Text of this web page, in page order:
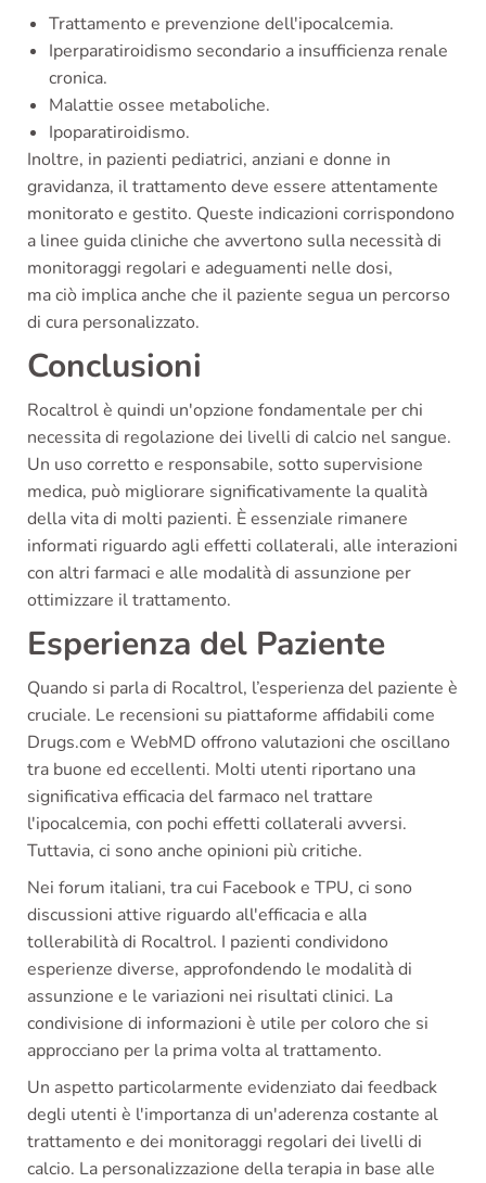
Trattamento e prevenzione dell'ipocalcemia.
Iperparatiroidismo secondario a insufficienza renale
cronica.
Malattie ossee metaboliche.
Ipoparatiroidismo.
Inoltre, in pazienti pediatrici, anziani e donne in
gravidanza, il trattamento deve essere attentamente
monitorato e gestito. Queste indicazioni corrispondono
a linee guida cliniche che avvertono sulla necessità di
monitoraggi regolari e adeguamenti nelle dosi,
ma ciò implica anche che il paziente segua un percorso
di cura personalizzato.
Conclusioni
Rocaltrol è quindi un'opzione fondamentale per chi
necessita di regolazione dei livelli di calcio nel sangue.
Un uso corretto e responsabile, sotto supervisione
medica, può migliorare significativamente la qualità
della vita di molti pazienti. È essenziale rimanere
informati riguardo agli effetti collaterali, alle interazioni
con altri farmaci e alle modalità di assunzione per
ottimizzare il trattamento.
Esperienza del Paziente
Quando si parla di Rocaltrol, l’esperienza del paziente è
cruciale. Le recensioni su piattaforme affidabili come
Drugs.com e WebMD offrono valutazioni che oscillano
tra buone ed eccellenti. Molti utenti riportano una
significativa efficacia del farmaco nel trattare
l'ipocalcemia, con pochi effetti collaterali avversi.
Tuttavia, ci sono anche opinioni più critiche.
Nei forum italiani, tra cui Facebook e TPU, ci sono
discussioni attive riguardo all'efficacia e alla
tollerabilità di Rocaltrol. I pazienti condividono
esperienze diverse, approfondendo le modalità di
assunzione e le variazioni nei risultati clinici. La
condivisione di informazioni è utile per coloro che si
approcciano per la prima volta al trattamento.
Un aspetto particolarmente evidenziato dai feedback
degli utenti è l'importanza di un'aderenza costante al
trattamento e dei monitoraggi regolari dei livelli di
calcio. La personalizzazione della terapia in base alle